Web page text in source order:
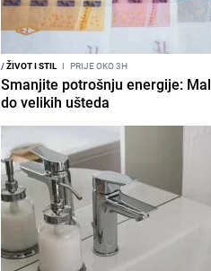
/ŽIVOT I STIL I PRIJE OKO 3H
Smanjite potrošnju energije:
do velikih ušteda